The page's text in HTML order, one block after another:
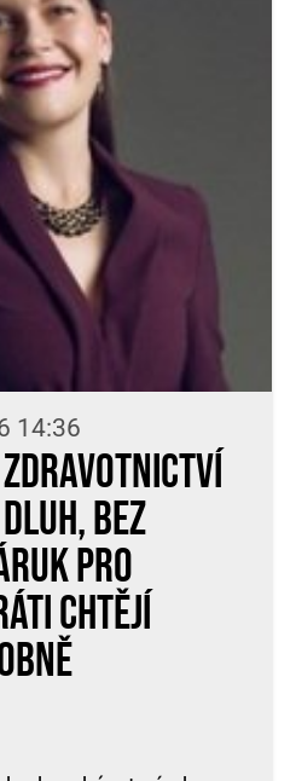
14:36
bez
pro
chtějí